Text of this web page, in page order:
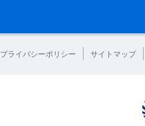
プライバシーポリシー サイトマップ